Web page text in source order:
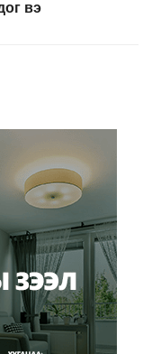
вэ